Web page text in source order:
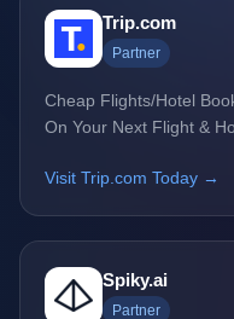
Trip.com
Partner
Cheap Flights/Hotel
On Your Next Flight &
Visit Trip.com Today →
Spiky.ai
Partner